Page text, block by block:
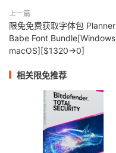
上一篇
限免免费获取字体包 Planner
Babe Font Bundle[Windows
macOS][$1320→0]
相关限免推荐